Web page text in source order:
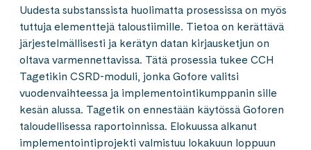
Uudesta substanssista huolimatta prosessissa on myös
tuttuja elementtejä taloustiimille. Tietoa on kerättävä
järjestelmällisesti ja kerätyn datan kirjausketjun on
oltava varmennettavissa. Tätä prosessia tukee CCH
Tagetikin CSRD-moduli, jonka Gofore valitsi
vuodenvaihteessa ja implementointikumppanin sille
kesän alussa. Tagetik on ennestään käytössä Goforen
taloudellisessa raportoinnissa. Elokuussa alkanut
implementointiprojekti valmistuu lokakuun loppuun